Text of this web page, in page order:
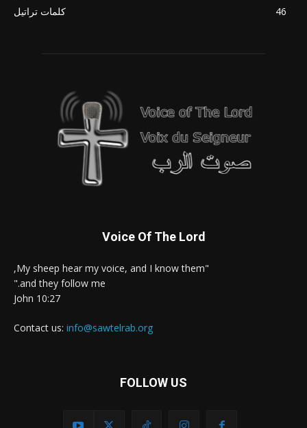
كلمات تراتيل
46
Voice Of The Lord
"My sheep hear my voice, and I know them,
and they follow me."
John 10:27
Contact us: info@sawtelrab.org
FOLLOW US